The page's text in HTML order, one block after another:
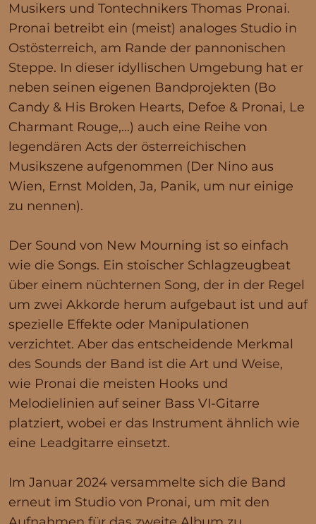
Musikers und Tontechnikers Thomas Pronai.
Pronai betreibt ein (meist) analoges Studio in
Ostösterreich, am Rande der pannonischen
Steppe. In dieser idyllischen Umgebung hat er
neben seinen eigenen Bandprojekten (Bo
Candy & His Broken Hearts, Defoe & Pronai, Le
Charmant Rouge,...) auch eine Reihe von
legendären Acts der österreichischen
Musikszene aufgenommen (Der Nino aus
Wien, Ernst Molden, Ja, Panik, um nur einige
zu nennen).
Der Sound von New Mourning ist so einfach
wie die Songs. Ein stoischer Schlagzeugbeat
über einem nüchternen Song, der in der Regel
um zwei Akkorde herum aufgebaut ist und auf
spezielle Effekte oder Manipulationen
verzichtet. Aber das entscheidende Merkmal
des Sounds der Band ist die Art und Weise,
wie Pronai die meisten Hooks und
Melodielinien auf seiner Bass VI-Gitarre
platziert, wobei er das Instrument ähnlich wie
eine Leadgitarre einsetzt.
Im Januar 2024 versammelte sich die Band
erneut im Studio von Pronai, um mit den